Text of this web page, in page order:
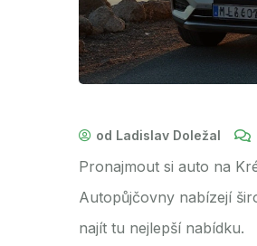
od Ladislav Doležal
Pronajmout si auto na
Autopůjčovny nabízejí
najít tu nejlepší nabídku.